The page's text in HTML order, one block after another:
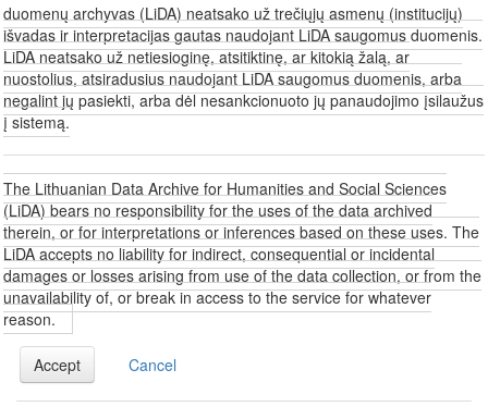
duomenų archyvas (LiDA) neatsako už trečiųjų asmenų (institucijų)
išvadas ir interpretacijas gautas naudojant LiDA saugomus duomenis.
LiDA neatsako už netiesioginę, atsitiktinę, ar kitokią žalą, ar
nuostolius, atsiradusius naudojant LiDA saugomus duomenis, arba
negalint jų pasiekti, arba dėl nesankcionuoto jų panaudojimo įsilaužus
į sistemą.
The Lithuanian Data Archive for Humanities and Social Sciences
(LiDA) bears no responsibility for the uses of the data archived
therein, or for interpretations or inferences based on these uses. The
LiDA accepts no liability for indirect, consequential or incidental
damages or losses arising from use of the data collection, or from the
unavailability of, or break in access to the service for whatever
reason.
Accept Cancel